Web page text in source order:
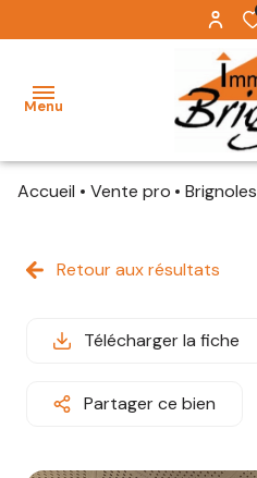
Menu
location
d'exceptions
d'entreprise
estimation
Accueil Vente pro Brignoles
Retour aux résultats
Télécharger la fiche
Partager ce bien